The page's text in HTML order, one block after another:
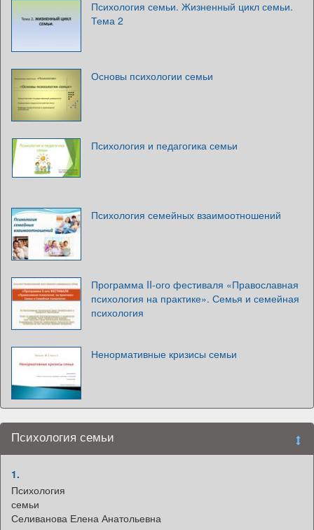
Психология семьи. Жизненный цикл семьи.
Тема 2
Основы психологии семьи
Психология и педагогика семьи
Психология семейных взаимоотношений
Программа II-ого фестиваля «Православная
психология на практике». Семья и семейная
психология
Ненормативные кризисы семьи
Психология семьи
1.
Психология
семьи
Селиванова Елена Анатольевна